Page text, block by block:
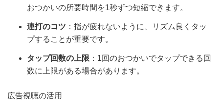
おつかいの所要時間を1秒ずつ短縮できます。
連打のコツ ：指が疲れないように、リズム良くタッ
プすることが重要です。
タップ回数の上限 ：1回のおつかいでタップできる回
数に上限がある場合があります。
広告視聴の活用